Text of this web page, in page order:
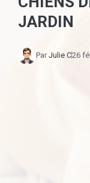
JARDIN
ParJulie C26